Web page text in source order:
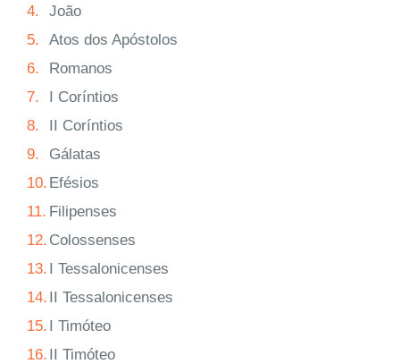
4.
João
5.
Atos dos Apóstolos
6.
Romanos
7.
I Coríntios
8.
II Coríntios
9.
Gálatas
10. Efésios
11. Filipenses
12. Colossenses
13. I Tessalonicenses
14. II Tessalonicenses
15. I Timóteo
16. II Timóteo